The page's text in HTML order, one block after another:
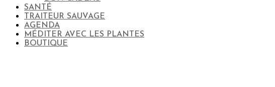
SANTÉ
TRAITEUR SAUVAGE
AGENDA
MÉDITER AVEC LES PLANTES
BOUTIQUE